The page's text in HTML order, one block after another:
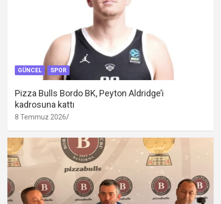
GÜNCEL SPOR
Pizza Bulls Bordo BK, Peyton Aldridge’i
kadrosuna kattı
8 Temmuz 2026